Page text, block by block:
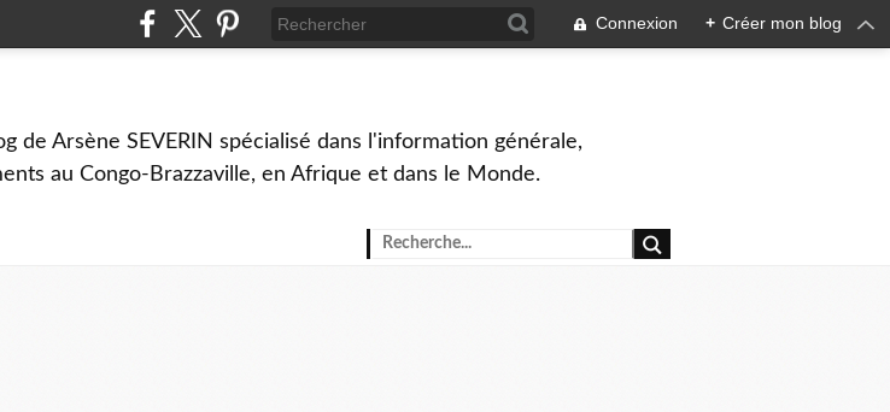
Connexion + Créer mon blog
de Arsène SEVERIN spécialisé dans l'information générale,
au Congo-Brazzaville, en Afrique et dans le Monde.